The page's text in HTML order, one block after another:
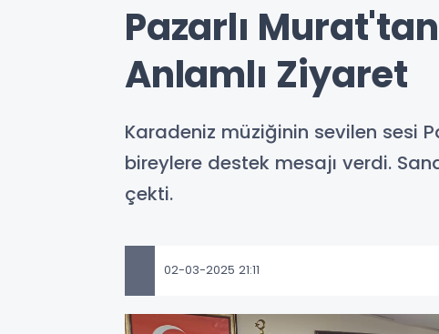
Pazarlı
Anlamlı Ziyaret
Karadeniz müziğinin sevilen sesi
bireylere destek mesajı verdi.
çekti.
02-03-2025 21:11